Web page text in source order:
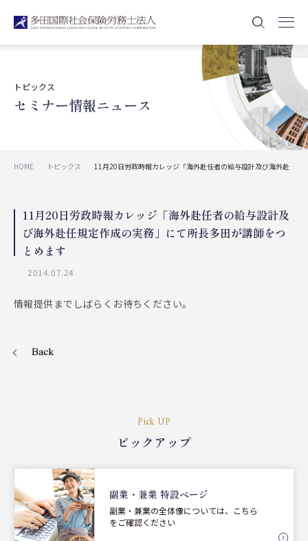
トピックス
セミナー情報ニュース
HOME トピックス
11月20日労政時報カレッジ「海外赴任者の給与設計及び海外赴
11月20日労政時報カレッジ「海外赴任者の給与設計及
び海外赴任規定作成の実務」にて所長多田が講師をつ
とめます
2014.07.24
情報提供までしばらくお待ちください。
Back
Pick UP
ピックアップ
副業・兼業 特設ページ
副業・兼業の全体像については、こちら
をご確認ください